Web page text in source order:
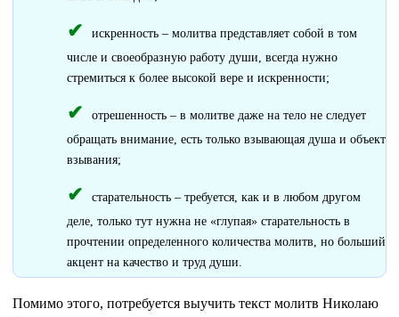
искренность – молитва представляет собой в том
числе и своеобразную работу души, всегда нужно
стремиться к более высокой вере и искренности;
отрешенность – в молитве даже на тело не следует
обращать внимание, есть только взывающая душа и объект
взывания;
старательность – требуется, как и в любом другом
деле, только тут нужна не «глупая» старательность в
прочтении определенного количества молитв, но больший
акцент на качество и труд души.
Помимо этого, потребуется выучить текст молитв Николаю